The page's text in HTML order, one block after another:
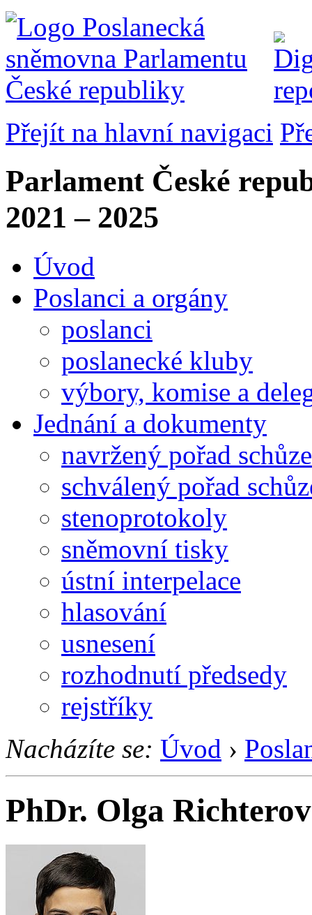
Přejít na hlavní navigaci
Parlament České
2021 – 2025
Úvod
Poslanci a orgány
poslanci
poslanecké kluby
výbory, komise a
Jednání a dokumenty
navržený pořad schůze
schválený pořad
stenoprotokoly
sněmovní tisky
ústní interpelace
hlasování
usnesení
rozhodnutí předsedy
rejstříky
Nacházíte se: Úvod ›
PhDr. Olga